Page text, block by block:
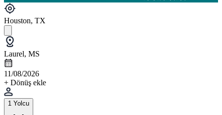
Houston, TX
Laurel, MS
11/08/2026
+ Dönüş ekle
1 Yolcu